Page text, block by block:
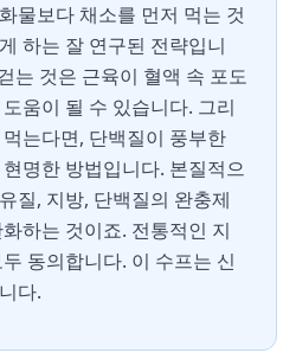
물보다 채소를 먼저 먹는 것
하는 잘 연구된 전략입니
는 것은 근육이 혈액 속 포도
움이 될 수 있습니다. 그리
는다면, 단백질이 풍부한
명한 방법입니다. 본질적으
질, 지방, 단백질의 완충제
하는 것이죠. 전통적인 지
동의합니다. 이 수프는 신
다.